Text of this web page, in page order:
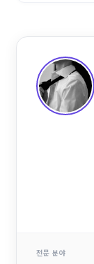
전문 분야